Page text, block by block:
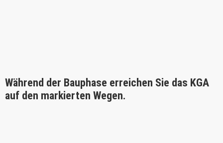
Während der Bauphase erreichen Sie das KGA
auf den markierten Wegen.